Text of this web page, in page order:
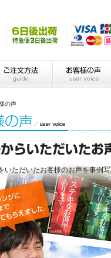
の声
いただいたお客様のお声を事例